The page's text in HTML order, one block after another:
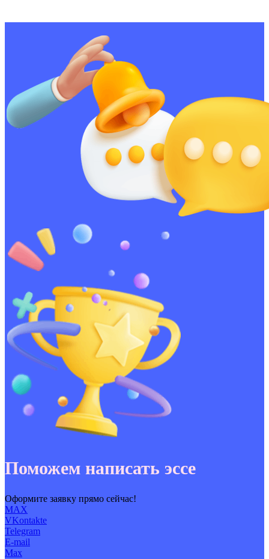
Поможем написать эссе
Оформите заявку прямо сейчас!
MAX
VKontakte
Telegram
E-mail
Max